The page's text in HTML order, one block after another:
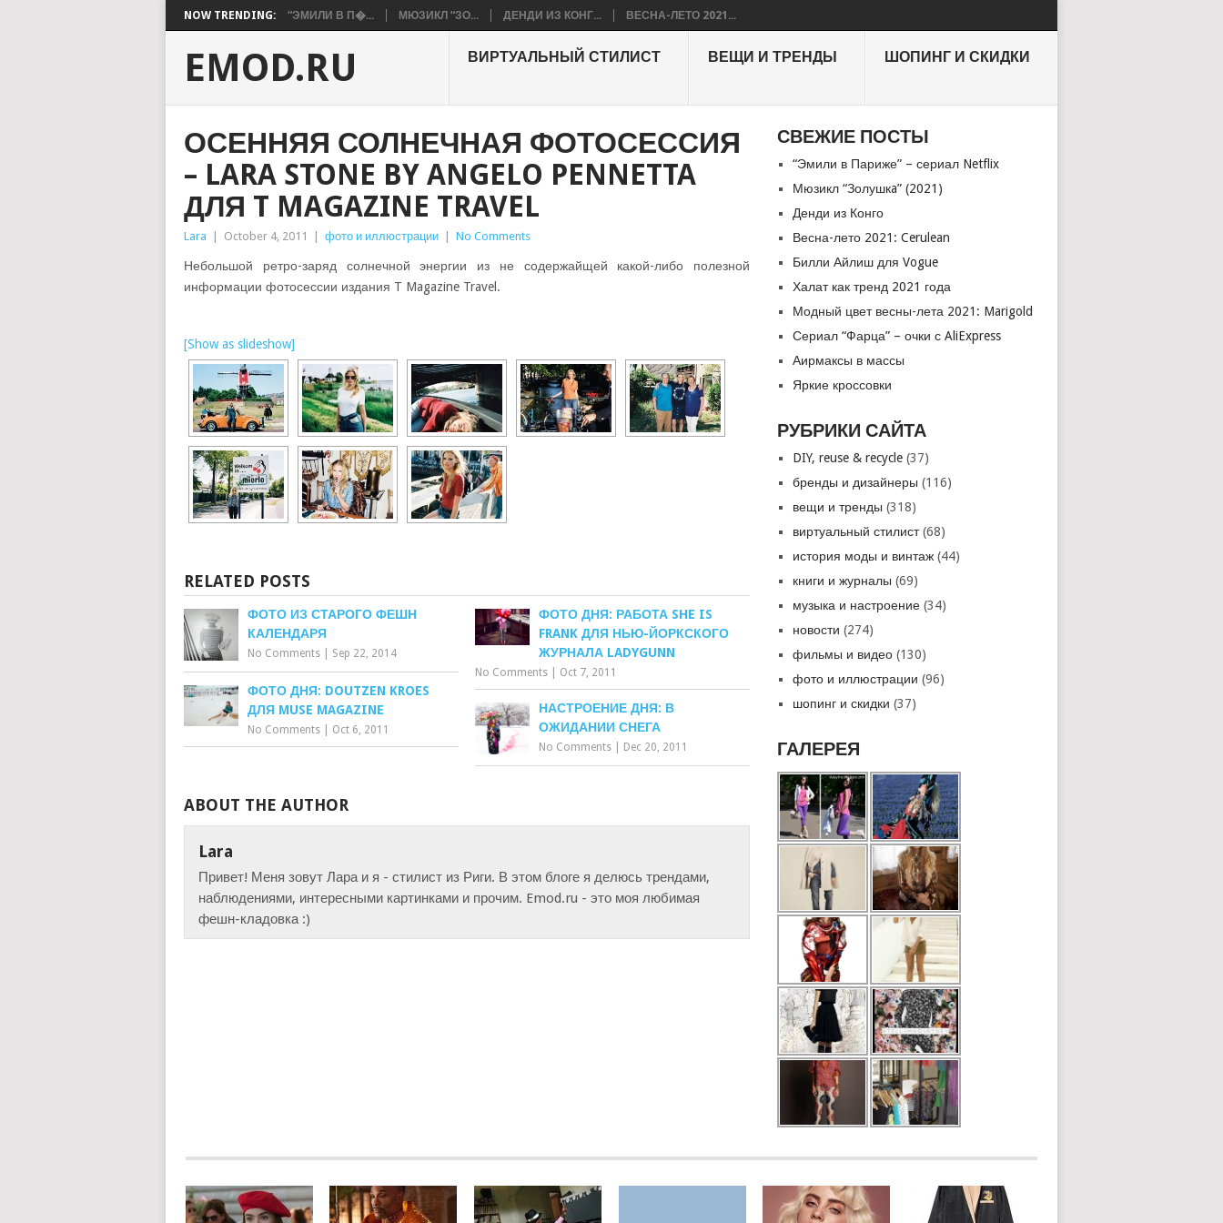
NOW TRENDING: “ЭМИЛИ В П�... МЮЗИКЛ “ЗО... ДЕНДИ ИЗ КОНГ... ВЕСНА-ЛЕТО 2021...
EMOD.RU ВИРТУАЛЬНЫЙ СТИЛИСТ ВЕЩИ И ТРЕНДЫ ШОПИНГ И СКИДКИ
ОСЕННЯЯ СОЛНЕЧНАЯ ФОТОСЕССИЯ
– LARA STONE BY ANGELO PENNETTA
ДЛЯ T MAGAZINE TRAVEL
Lara October 4, 2011 фото и иллюстрации No Comments
Небольшой ретро-заряд солнечной энергии из не содержайщей какой-либо полезной
информации фотосессии издания T Magazine Travel.
[Show as slideshow]
RELATED POSTS
ФОТО ИЗ СТАРОГО ФЕШН
КАЛЕНДАРЯ
No Comments Sep 22, 2014
ФОТО ДНЯ: РАБОТА SHE IS
FRANK ДЛЯ НЬЮ-ЙОРКСКОГО
ЖУРНАЛА LADYGUNN
No Comments Oct 7, 2011
ФОТО ДНЯ: DOUTZEN KROES
ДЛЯ MUSE MAGAZINE
No Comments Oct 6, 2011
НАСТРОЕНИЕ ДНЯ: В
ОЖИДАНИИ СНЕГА
No Comments Dec 20, 2011
ABOUT THE AUTHOR
Lara
Привет! Меня зовут Лара и я - стилист из Риги. В этом блоге я делюсь трендами,
наблюдениями, интересными картинками и прочим. Emod.ru - это моя любимая
фешн-кладовка :)
СВЕЖИЕ ПОСТЫ
“Эмили в Париже” – сериал Netflix
Мюзикл “Золушкa” (2021)
Денди из Конго
Весна-лето 2021: Cerulean
Билли Айлиш для Vogue
Халат как тренд 2021 года
Модный цвет весны-лета 2021: Marigold
Сериал “Фарца” – очки с AliExpress
Аирмаксы в массы
Яркие кроссовки
РУБРИКИ САЙТА
DIY, reuse & recycle (37)
бренды и дизайнеры (116)
вещи и тренды (318)
виртуальный стилист(68)
история моды и винтаж (44)
книги и журналы (69)
музыка и настроение (34)
новости (274)
фильмы и видео (130)
фото и иллюстрации (96)
шопинг и скидки (37)
ГАЛЕРЕЯ